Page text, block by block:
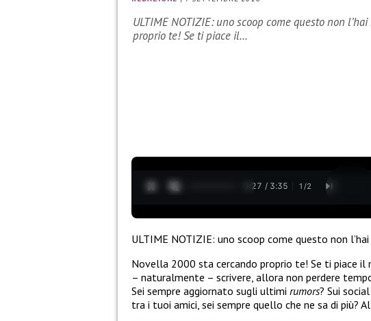
ULTIME NOTIZIE: uno scoop come questo non
proprio te! Se ti piace il…
0:28 / 3:35 1 /2
ULTIME NOTIZIE: uno scoop come questo non
Novella 2000 sta cercando proprio te! Se ti piace il
– naturalmente – scrivere, allora non perdere
Sei sempre aggiornato sugli ultimi rumors? Sui
tra i tuoi amici, sei sempre quello che ne sa di più?